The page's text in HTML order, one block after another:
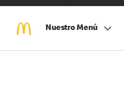
Nuestro Menú